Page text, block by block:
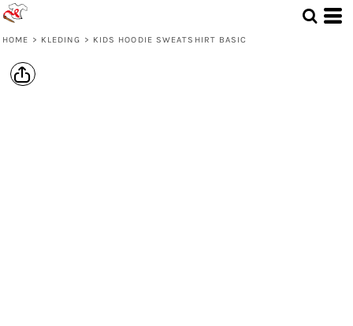
HOME > KLEDING > KIDS HOODIE SWEATSHIRT BASIC